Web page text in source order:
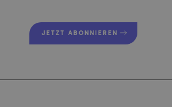
JETZT ABONNIEREN